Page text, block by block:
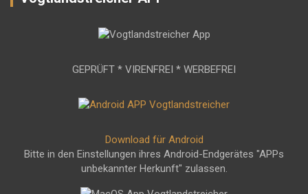
GEPRÜFT * VIRENFREI * WERBEFREI
Download für Android
Bitte in den Einstellungen ihres Android-Endgerätes "APPs
unbekannter Herkunft" zulassen.